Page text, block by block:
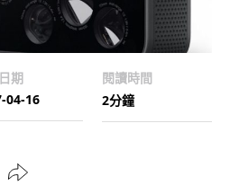
期
04-16
閱讀時間
2分鐘